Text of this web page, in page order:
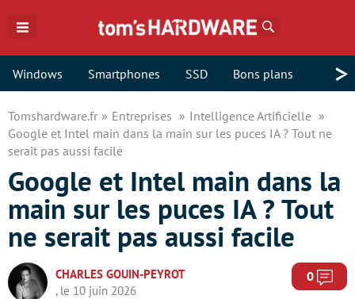
Windows Smartphones SSD Bons plans >
Tomshardware.fr Entreprises
Intelligence Artificielle
Google et Intel main dans la main sur les puces IA ? Tout ne
serait pas aussi facile
Google et Intel main dans la
main sur les puces IA ? Tout
ne serait pas aussi facile
CHARLES GOUIN-PEYROT
, le 10 juin 2026
0